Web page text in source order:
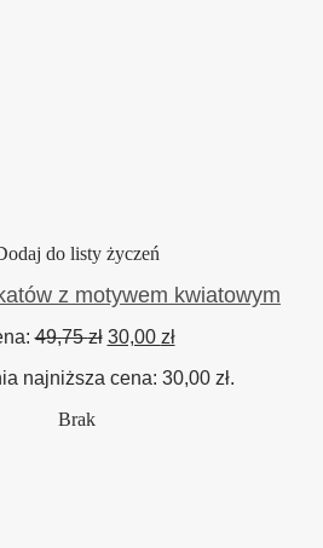
do listy życzeń
z motywem kwiatowym
49,75zł Pierwotna
wynosiła:
30,00 złAktualna
wynosi:
najniższa cena: 30,00 zł.
Brak